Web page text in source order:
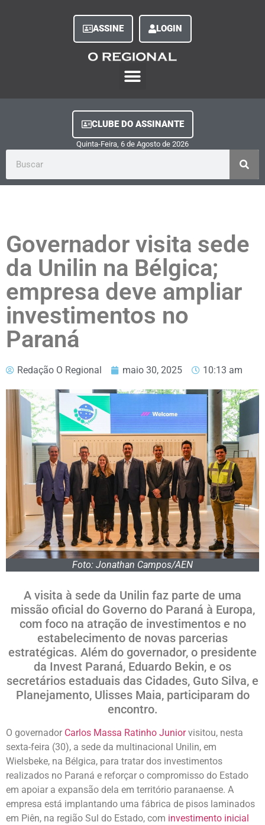
ASSINE LOGIN
CLUBE DO ASSINANTE
Quinta-Feira, 6 de Agosto de 2026
Governador visita sede
da Unilin na Bélgica;
empresa deve ampliar
investimentos no
Paraná
Redação O Regional maio 30, 2025 10:13 am
Foto: Jonathan Campos/AEN
A visita à sede da Unilin faz parte de uma
missão oficial do Governo do Paraná à Europa,
com foco na atração de investimentos e no
estabelecimento de novas parcerias
estratégicas. Além do governador, o presidente
da Invest Paraná, Eduardo Bekin, e os
secretários estaduais das Cidades, Guto Silva, e
Planejamento, Ulisses Maia, participaram do
encontro.
O governador Carlos Massa Ratinho Juniorvisitou, nesta
sexta-feira (30), a sede da multinacional Unilin, em
Wielsbeke, na Bélgica, para tratar dos investimentos
realizados no Paraná e reforçar o compromisso do Estado
em apoiar a expansão dela em território paranaense. A
empresa está implantando uma fábrica de pisos laminados
em Piên, na região Sul do Estado, com investimento inicial